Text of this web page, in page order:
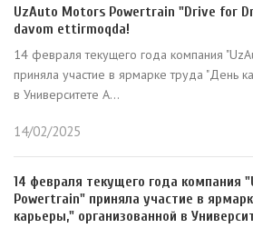
UzAuto Motors Powertrain "Drive for
davom ettirmoqda!
14 февраля текущего года компания
приняла участие в ярмарке труда "День
в Университете А...
14/02/2025
14 февраля текущего года компания
Powertrain" приняла участие в
карьеры," организованной в